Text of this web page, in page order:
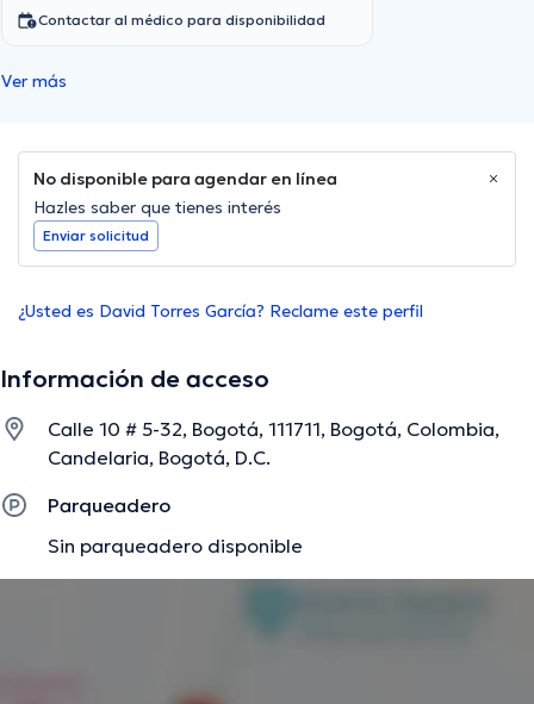
Contactar al médico para disponibilidad
Ver más
No disponible para agendar en línea
Hazles saber que tienes interés
Enviar solicitud
¿Usted es David Torres García? Reclame este perfil
Información de acceso
Calle 10 # 5-32, Bogotá, 111711, Bogotá, Colombia,
Candelaria, Bogotá, D.C.
Parqueadero
Sin parqueadero disponible